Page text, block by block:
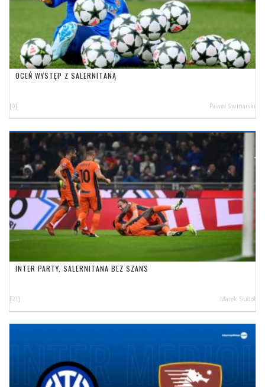
OCEŃ WYSTĘP Z SALERNITANĄ
[0] Paweł Świnarski
INTER PARTY, SALERNITANA BEZ SZANS
[21] Marek Sudoł